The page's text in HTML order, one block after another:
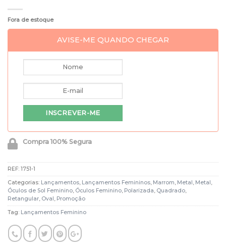
Fora de estoque
AVISE-ME QUANDO CHEGAR
Compra 100% Segura
REF: 1751-1
Categorias: Lançamentos, Lançamentos Femininos, Marrom, Metal , Metal ,
Óculos de Sol Feminino, Óculos Feminino, Polarizada, Quadrado,
Retangular, Oval , Promoção
Tag: Lançamentos Feminino